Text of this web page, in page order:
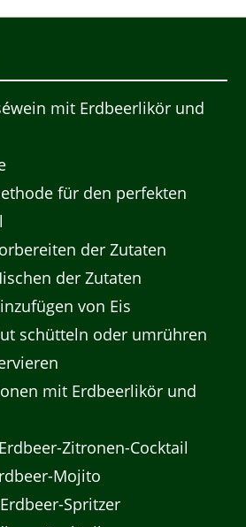
mit Erdbeerlikör und
für den perfekten
der Zutaten
der Zutaten
von Eis
schütteln oder umrühren
mit Erdbeerlikör und
Zitronen-Cocktail
Mojito
Spritzer